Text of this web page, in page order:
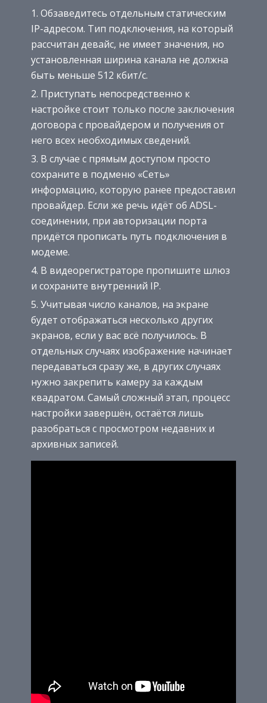
Обзаведитесь отдельным статическим
IP-адресом. Тип подключения, на который
рассчитан девайс, не имеет значения, но
установленная ширина канала не должна
быть меньше 512 кбит/с.
Приступать непосредственно к
настройке стоит только после заключения
договора с провайдером и получения от
него всех необходимых сведений.
В случае с прямым доступом просто
сохраните в подменю «Сеть»
информацию, которую ранее предоставил
провайдер. Если же речь идёт об ADSL-
соединении, при авторизации порта
придётся прописать путь подключения в
модеме.
В видеорегистраторе пропишите шлюз
и сохраните внутренний IP.
Учитывая число каналов, на экране
будет отображаться несколько других
экранов, если у вас всё получилось. В
отдельных случаях изображение начинает
передаваться сразу же, в других случаях
нужно закрепить камеру за каждым
квадратом. Самый сложный этап, процесс
настройки завершён, остаётся лишь
разобраться с просмотром недавних и
архивных записей.